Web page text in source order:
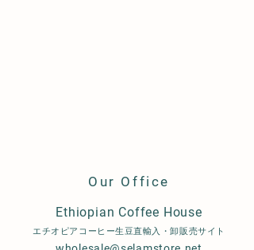
決勝大会が行われました
Our Office
Ethiopian Coffee House
エチオピアコーヒー生豆直輸入・卸販売サイト